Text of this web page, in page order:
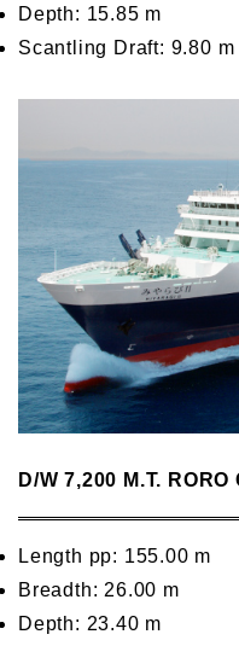
Depth: 15.85 m
Scantling Draft: 9.80 m
D/W 7,200 M.T. RORO
Length pp: 155.00 m
Breadth: 26.00 m
Depth: 23.40 m